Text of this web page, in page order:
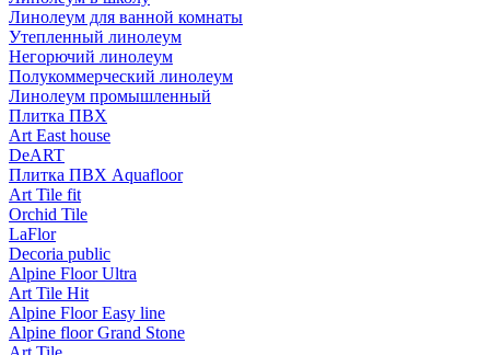
Линолеум для ванной комнаты
Утепленный линолеум
Негорючий линолеум
Полукоммерческий линолеум
Линолеум промышленный
Плитка ПВХ
Art East house
DeART
Плитка ПВХ Aquafloor
Art Tile fit
Orchid Tile
LaFlor
Decoria public
Alpine Floor Ultra
Art Tile Hit
Alpine Floor Easy line
Alpine floor Grand Stone